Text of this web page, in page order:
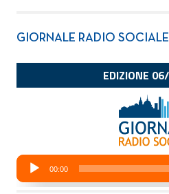
GIORNALE RADIO SOCIALE